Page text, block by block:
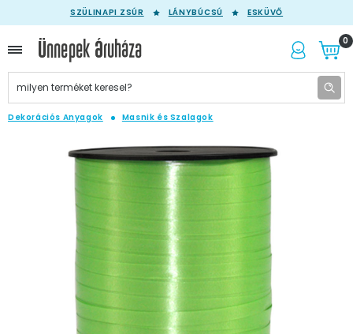
SZÜLINAPI ZSÚR LÁNYBÚCSÚ ESKÜVŐ
0
Dekorációs Anyagok Masnik és Szalagok